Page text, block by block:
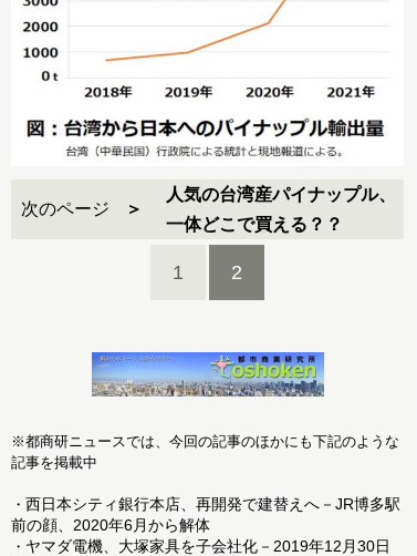
次のページ
人気の台湾産パイナップル、
一体どこで買える？？
1 2
※都商研ニュースでは、今回の記事のほかにも下記のような
記事を掲載中
・ 西日本シティ銀行本店、再開発で建替えへ－JR博多駅
前の顔、2020年6月から解体
・ ヤマダ電機、大塚家具を子会社化－2019年12月30日